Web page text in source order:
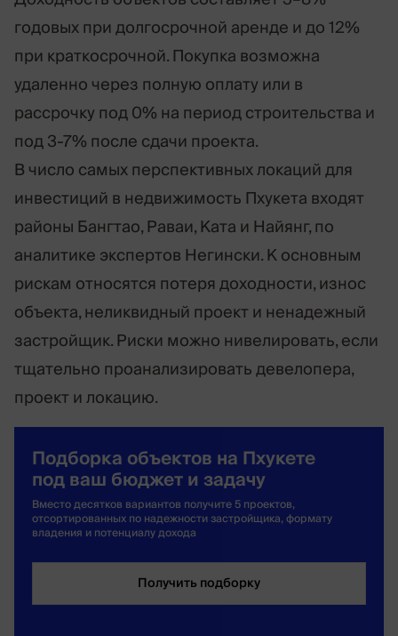
годовых при долгосрочной аренде и до 12%
при краткосрочной. Покупка возможна
удаленно через полную оплату или в
рассрочку под 0% на период строительства и
под 3-7% после сдачи проекта.
В число самых перспективных локаций для
инвестиций в недвижимость Пхукета входят
районы Бангтао, Раваи, Ката и Найянг, по
аналитике экспертов Негински. К основным
рискам относятся потеря доходности, износ
объекта, неликвидный проект и ненадежный
застройщик. Риски можно нивелировать, если
тщательно проанализировать девелопера,
проект и локацию.
Подборка объектов на Пхукете
под ваш бюджет и задачу
Вместо десятков вариантов получите 5 проектов,
отсортированных по надежности застройщика, формату
владения и потенциалу дохода
Получить подборку